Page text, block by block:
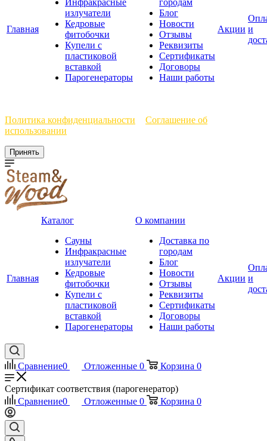
Главная
Инфракрасные
излучатели
Кедровые
фитобочки
Купели с
пластиковой
вставкой
Парогенераторы
городам
Блог
Новости
Отзывы
Реквизиты
Сертификаты
Договоры
Наши работы
Акции и
Политика конфиденциальности
Соглашение об
использовании
Принять
Главная
Каталог
Сауны
Инфракрасные
излучатели
Кедровые
фитобочки
Купели с
пластиковой
вставкой
Парогенераторы
О компании
Доставка по
городам
Блог
Новости
Отзывы
Реквизиты
Сертификаты
Договоры
Наши работы
Акции и
Сравнение0 Отложенные 0 Корзина 0
Сертификат соответствия (парогенератор)
Сравнение0 Отложенные 0 Корзина 0